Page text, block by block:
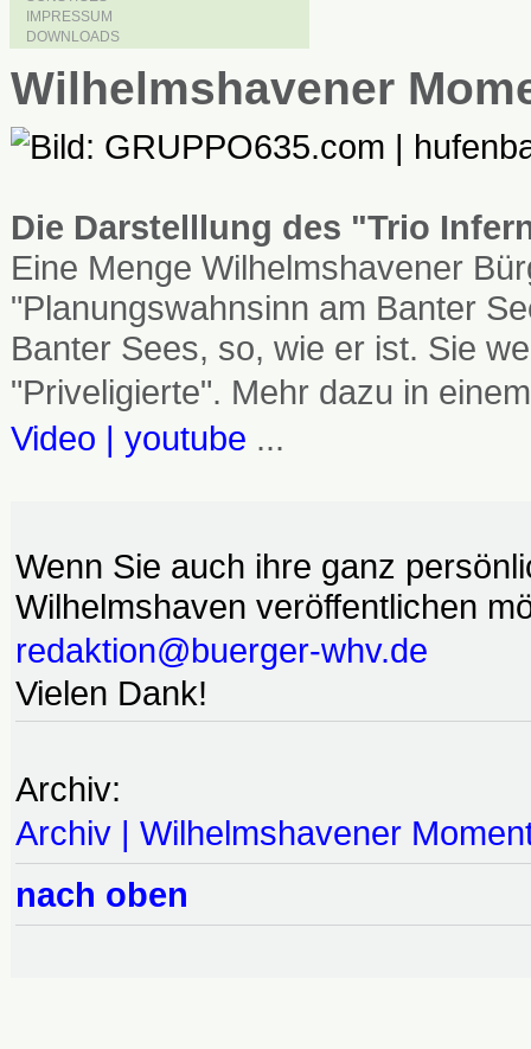
IMPRESSUM
DOWNLOADS
Wilhelmshavener
Die Darstelllung des "Trio
Eine Menge Wilhelmshavener
"Planungswahnsinn am Banter
Banter Sees, so, wie er ist. Sie
"Priveligierte". Mehr dazu in
Video | youtube ...
Wenn Sie auch ihre ganz
Wilhelmshaven veröffentlichen
redaktion@buerger-whv.de
Vielen Dank!
Archiv:
Archiv | Wilhelmshavener
nach oben